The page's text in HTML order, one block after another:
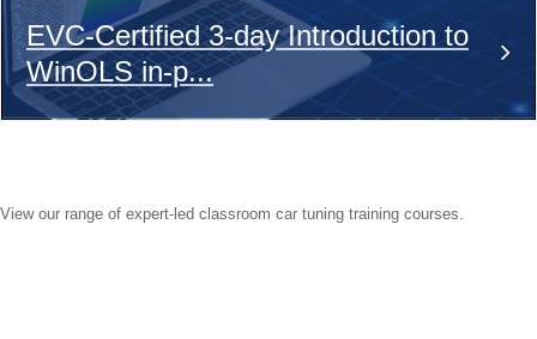
EVC-Certified 3-day Introduction to
WinOLS in-p...
View our range of expert-led classroom car tuning training courses.